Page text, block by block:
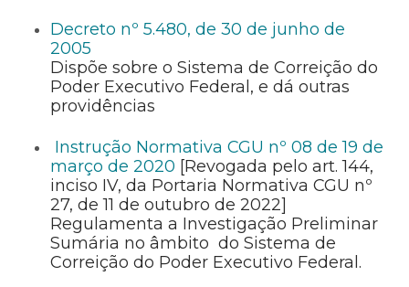
Decreto nº 5.480, de 30 de junho de
2005
Dispõe sobre o Sistema de Correição do
Poder Executivo Federal, e dá outras
providências
Instrução Normativa CGU nº 08 de 19 de
março de 2020 [Revogada pelo art. 144,
inciso IV, da Portaria Normativa CGU nº
27, de 11 de outubro de 2022]
Regulamenta a Investigação Preliminar
Sumária no âmbito do Sistema de
Correição do Poder Executivo Federal.